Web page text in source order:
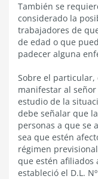
También se
considerado la
trabajadores de
de edad o que
padecer alguna
Sobre el particular,
manifestar al
estudio de la
debe señalar que
personas a que se
sea que estén
régimen
que estén afiliados
estableció el D.L.